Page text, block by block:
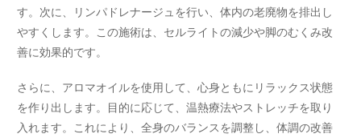
す。次に、リンパドレナージュを行い、体内の老廃物を排出し
やすくします。この施術は、セルライトの減少や脚のむくみ改
善に効果的です。
さらに、アロマオイルを使用して、心身ともにリラックス状態
を作り出します。目的に応じて、温熱療法やストレッチを取り
入れます。これにより、全身のバランスを調整し、体調の改善